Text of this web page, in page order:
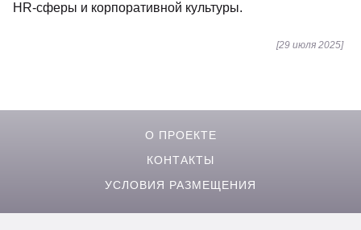
HR-сферы и корпоративной культуры.
[29 июля 2025]
О ПРОЕКТЕ
КОНТАКТЫ
УСЛОВИЯ РАЗМЕЩЕНИЯ